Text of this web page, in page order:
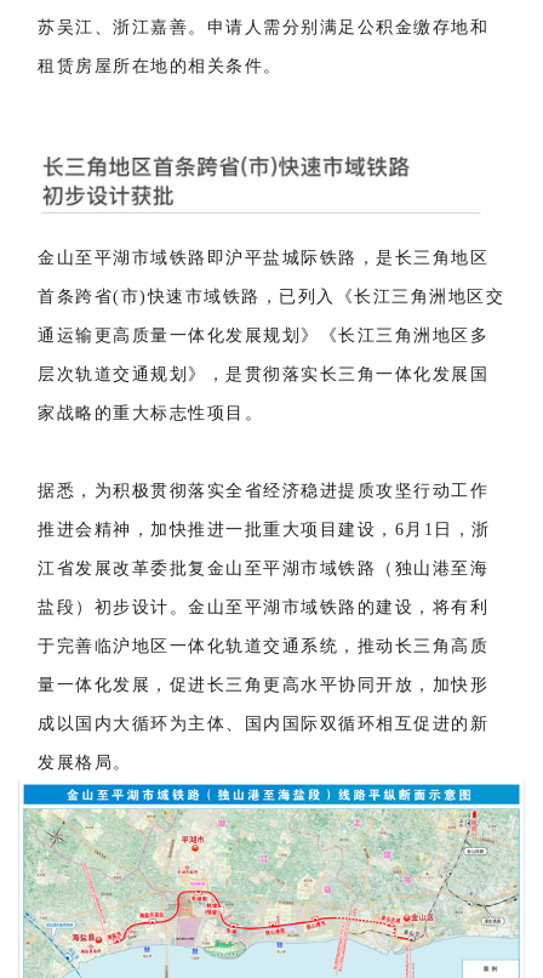
苏吴江、浙江嘉善。申请人需分别满足公积金缴存地和
租赁房屋所在地的相关条件。
金山至平湖市域铁路即沪平盐城际铁路，是长三角地区
首条跨省(市)快速市域铁路，已列入《长江三角洲地区交
通运输更高质量一体化发展规划》《长江三角洲地区多
层次轨道交通规划》，是贯彻落实长三角一体化发展国
家战略的重大标志性项目。
据悉，为积极贯彻落实全省经济稳进提质攻坚行动工作
推进会精神，加快推进一批重大项目建设，6月1日，浙
江省发展改革委批复金山至平湖市域铁路（独山港至海
盐段）初步设计。金山至平湖市域铁路的建设，将有利
于完善临沪地区一体化轨道交通系统，推动长三角高质
量一体化发展，促进长三角更高水平协同开放，加快形
成以国内大循环为主体、国内国际双循环相互促进的新
发展格局。